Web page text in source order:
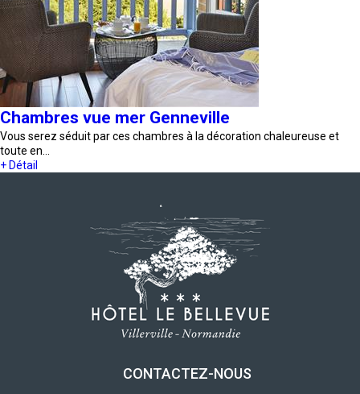
Chambres vue mer Genneville
Vous serez séduit par ces chambres à la décoration chaleureuse et
toute en…
+ Détail
CONTACTEZ-NOUS